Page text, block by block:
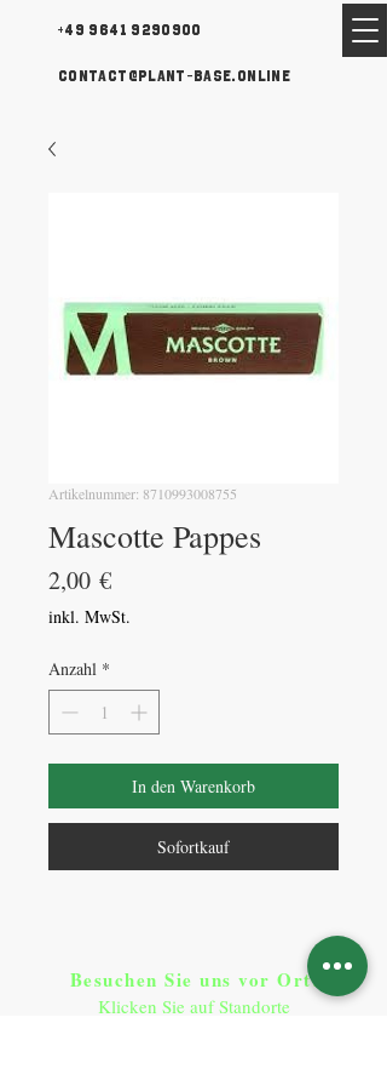
+49 9641 9290900
contact@plant-base.online
Artikelnummer: 8710993008755
Mascotte Pappes
2,00 €Preis
inkl. MwSt.
Anzahl *
In den Warenkorb
Sofortkauf
Besuchen Sie uns vor Ort​:
Klicken Sie auf Standorte